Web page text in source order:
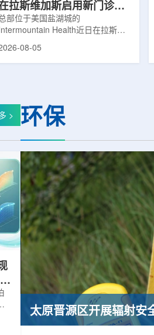
拉斯维加斯启用新门诊诊
，配置PET/CT和直线加
器
部位于美国盐湖城的
Health近日在拉斯维
加斯西南部启用一座新的门诊诊所。
放日活动后正式开放。该诊所整合
此前分布在拉斯维加斯谷多个地点
服务。根据介绍，诊所服务范围包
括成人及...
08-05
> 环保
太原晋源区开展辐射安